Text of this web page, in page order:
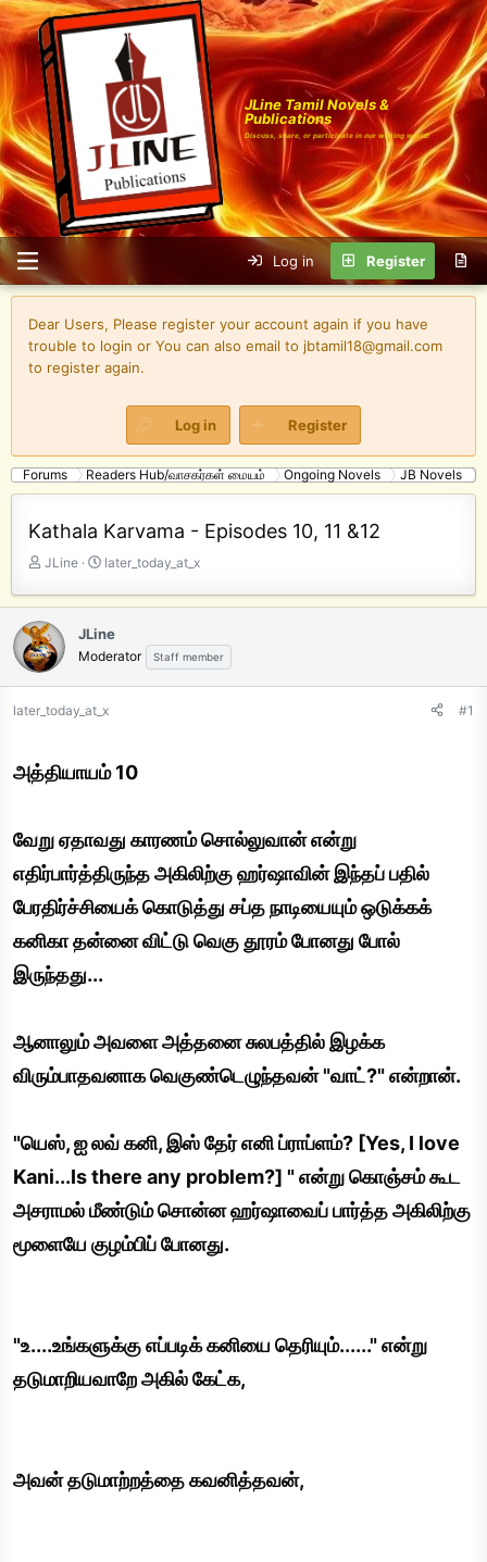
JLine Tamil Novels &
Publications
Discuss, share, or participate in our writing world!
Log in Register
Dear Users, Please register your account again if you have
trouble to login or You can also email to jbtamil18@gmail.com
to register again.
Log in Register
Forums Readers Hub/வாசகர்கள் மையம் Ongoing Novels JB Novels
Kathala Karvama - Episodes 10, 11 &12
T
e
a
d
s
t
t
e
JLine
S
t
d
a
t
later_today_at_x
JLine
Moderator Staff member
later_today_at_x #1
அத்தியாயம் 10
வேறு ஏதாவது காரணம் சொல்லுவான் என்று
எதிர்பார்த்திருந்த அகிலிற்கு ஹர்ஷாவின் இந்தப் பதில்
பேரதிர்ச்சியைக் கொடுத்து சப்த நாடியையும் ஒடுக்கக்
கனிகா தன்னை விட்டு வெகு தூரம் போனது போல்
இருந்தது...
ஆனாலும் அவளை அத்தனை சுலபத்தில் இழக்க
விரும்பாதவனாக வெகுண்டெழுந்தவன் "வாட்?" என்றான்.
"யெஸ், ஐ லவ் கனி, இஸ் தேர் எனி ப்ராப்ளம்? [Yes, I love
Kani...Is there any problem?] " என்று கொஞ்சம் கூட
அசராமல் மீண்டும் சொன்ன ஹர்ஷாவைப் பார்த்த அகிலிற்கு
மூளையே குழம்பிப் போனது.
"உ....உங்களுக்கு எப்படிக் கனியை தெரியும்......" என்று
தடுமாறியவாறே அகில் கேட்க,
அவன் தடுமாற்றத்தை கவனித்தவன்,